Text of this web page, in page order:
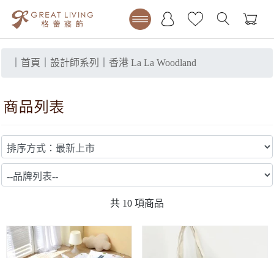
首頁 設計師系列 香港 La La Woodland
共 10 項商品